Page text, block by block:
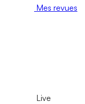
Mes revues
Live